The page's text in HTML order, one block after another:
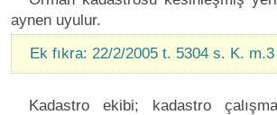
aynen uyulur.
Ek fıkra: 22/2/2005 t. 5304 s. K. m.3
Kadastro ekibi; kadastro çalışma